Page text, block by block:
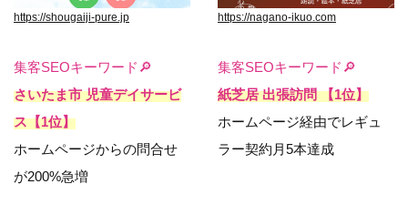
https://shougaiji-pure.jp
集客SEOキーワード🔎
さいたま市 児童デイサービ
ス【1位】
ホームページからの問合せ
が200%急増
https://nagano-ikuo.com
集客SEOキーワード🔎
紙芝居 出張訪問 【1位】
ホームページ経由でレギュ
ラー契約月5本達成